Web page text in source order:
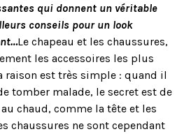
qui donnent un véritable
conseils pour un look
Le chapeau et les chaussures,
les accessoires les plus
raison est très simple : quand il
tomber malade, le secret est de
chaud, comme la tête et les
chaussures ne sont cependant